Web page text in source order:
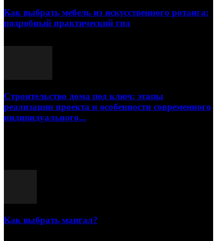
Как выбрать мебель из искусственного ротанга:
подробный практический гид
Строительство дома под ключ: этапы
реализации проекта и особенности современного
индивидуального...
Как выбрать мангал?